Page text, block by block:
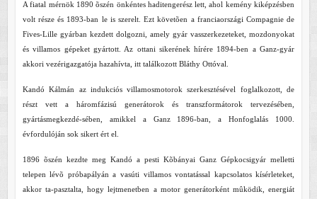
A fiatal mérnök 1890 õszén önkéntes haditengerész lett, ahol kemény kiképzésben
volt része és 1893-ban le is szerelt. Ezt követõen a franciaországi Compagnie de
Fives-Lille gyárban kezdett dolgozni, amely gyár vasszerkezeteket, mozdonyokat
és villamos gépeket gyártott. Az ottani sikerének hírére 1894-ben a Ganz-gyár
akkori vezérigazgatója hazahívta, itt találkozott Bláthy Ottóval.
Kandó Kálmán az indukciós villamosmotorok szerkesztésével foglalkozott, de
részt vett a háromfázisú generátorok és transzformátorok tervezésében,
gyártásmegkezdé-sében, amikkel a Ganz 1896-ban, a Honfoglalás 1000.
évfordulóján sok sikert ért el.
1896 õszén kezdte meg Kandó a pesti Kõbányai Ganz Gépkocsigyár melletti
telepen lévõ próbapályán a vasúti villamos vontatással kapcsolatos kísérleteket,
akkor ta-pasztalta, hogy lejtmenetben a motor generátorként mûködik, energiát